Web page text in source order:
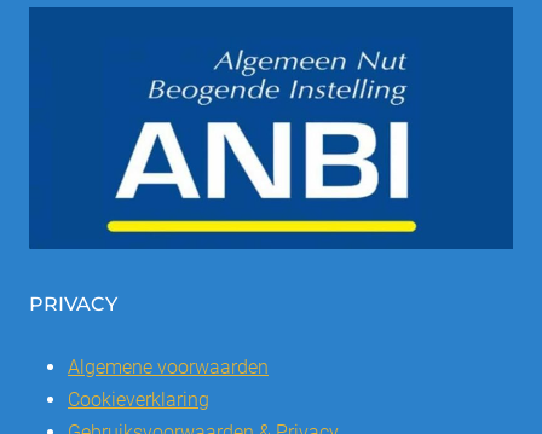
PRIVACY
Algemene voorwaarden
Cookieverklaring